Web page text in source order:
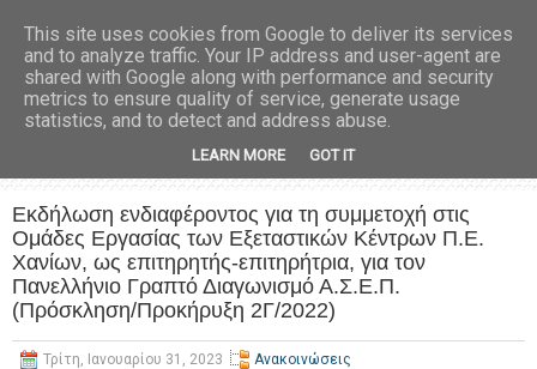
Εκδήλωση ενδιαφέροντος για τη συμμετοχή στις
Ομάδες Εργασίας των Εξεταστικών Κέντρων Π.Ε.
Χανίων, ως επιτηρητής-επιτηρήτρια, για τον
Πανελλήνιο Γραπτό Διαγωνισμό Α.Σ.Ε.Π.
(Πρόσκληση/Προκήρυξη 2Γ/2022)
Τρίτη, Ιανουαρίου 31, 2023 Ανακοινώσεις
This site uses cookies from Google to deliver its services
and to analyze traffic. Your IP address and user-agent are
shared with Google along with performance and security
metrics to ensure quality of service, generate usage
statistics, and to detect and address abuse.
LEARN MORE GOT IT